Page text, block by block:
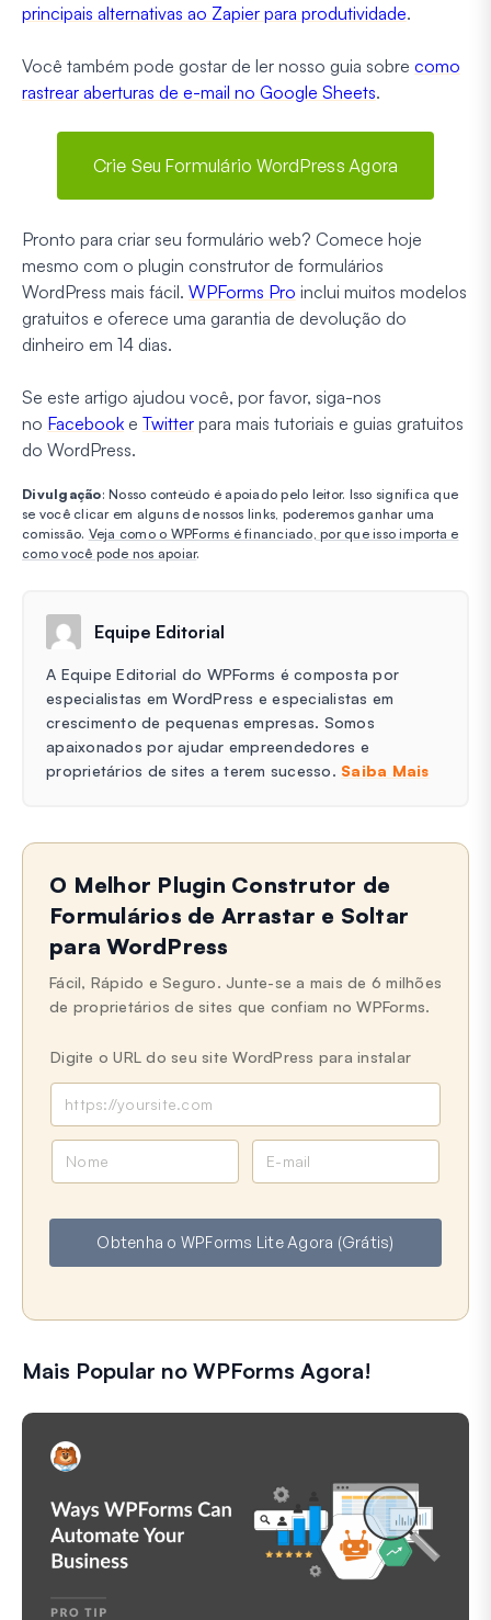
principais alternativas ao Zapier para produtividade.
Você também pode gostar de ler nosso guia sobre como
rastrear aberturas de e-mail no Google Sheets.
Crie Seu Formulário WordPress Agora
Pronto para criar seu formulário web? Comece hoje
mesmo com o plugin construtor de formulários
WordPress mais fácil. WPForms Pro inclui muitos modelos
gratuitos e oferece uma garantia de devolução do
dinheiro em 14 dias.
Se este artigo ajudou você, por favor, siga-nos
no Facebook e Twitter para mais tutoriais e guias gratuitos
do WordPress.
Divulgação: Nosso conteúdo é apoiado pelo leitor. Isso significa que
se você clicar em alguns de nossos links, poderemos ganhar uma
comissão. Veja como o WPForms é financiado, por que isso importa e
como você pode nos apoiar.
Equipe Editorial
A Equipe Editorial do WPForms é composta por
especialistas em WordPress e especialistas em
crescimento de pequenas empresas. Somos
apaixonados por ajudar empreendedores e
proprietários de sites a terem sucesso. Saiba Mais
O Melhor Plugin Construtor de
Formulários de Arrastar e Soltar
para WordPress
Fácil, Rápido e Seguro. Junte-se a mais de 6 milhões
de proprietários de sites que confiam no WPForms.
Digite o URL do seu site WordPress para instalar
e
a
l
Obtenha o WPForms Lite Agora (Grátis)
Mais Popular no WPForms Agora!